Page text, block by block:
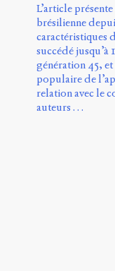
L’article
brésilienne
caractéristiques
succédé
génération 45, et
populaire de
relation avec le
auteurs …